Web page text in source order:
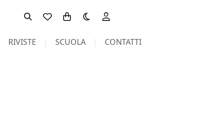
Toggle theme
RIVISTE SCUOLA CONTATTI